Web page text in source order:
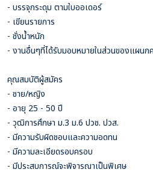
- บรรจุกระดุม ตามใบออเดอร์
- เขียนรายการ
- ชั่งน้ำหนัก
- งานอื่นๆที่ได้รับมอบหมายในส่วนของแผนก
คุณสมบัติผู้สมัคร
- ชาย/หญิง
- อายุ 25 - 50 ปี
- วุฒิการศึกษา ม.3 ม.6 ปวช. ปวส.
- มีความรับผิดชอบและความอดทน
- มีความละเอียดรอบครอบ
- มีประสบการณ์จะพิจารณาเป็นพิเศษ